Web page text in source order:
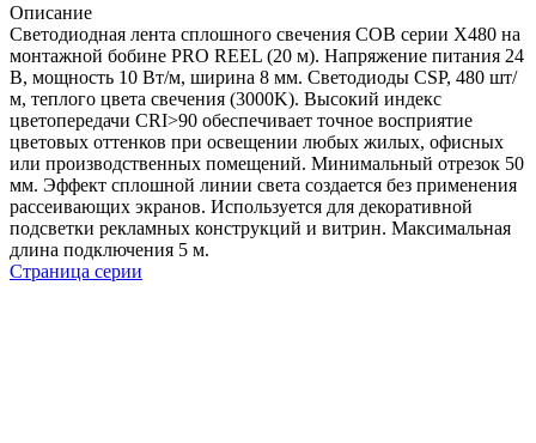
Описание
Светодиодная лента сплошного свечения COB серии X480 на
монтажной бобине PRO REEL (20 м). Напряжение питания 24
В, мощность 10 Вт/м, ширина 8 мм. Светодиоды CSP, 480 шт/
м, теплого цвета свечения (3000K). Высокий индекс
цветопередачи CRI>90 обеспечивает точное восприятие
цветовых оттенков при освещении любых жилых, офисных
или производственных помещений. Минимальный отрезок 50
мм. Эффект сплошной линии света создается без применения
рассеивающих экранов. Используется для декоративной
подсветки рекламных конструкций и витрин. Максимальная
длина подключения 5 м.
Страница серии